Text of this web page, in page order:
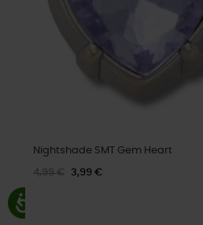
Nightshade SMT Gem Heart
4,99 € 3,99 €